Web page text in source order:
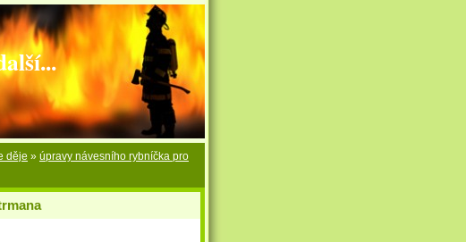
děje » úpravy návesního rybníčka pro